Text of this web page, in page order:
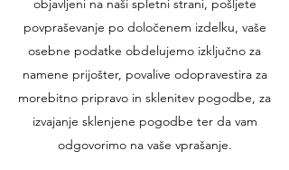
objavljeni na naši spletni strani, pošljete
povpraševanje po določenem izdelku, vaše
osebne podatke obdelujemo izključno za
namene prijošter, povalive odopravestira za
morebitno pripravo in sklenitev pogodbe, za
izvajanje sklenjene pogodbe ter da vam
odgovorimo na vaše vprašanje.